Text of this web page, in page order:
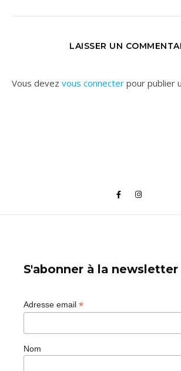
LAISSER UN
Vous devez vous connecter pour publier
S'abonner à la newsletter
Adresse email *
Nom